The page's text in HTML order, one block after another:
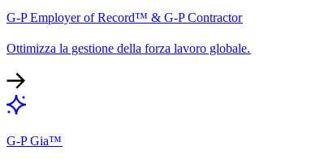
G-P Employer of Record™ & G-P Contractor​​
Ottimizza la gestione della forza lavoro globale.​​
G-P Gia™​​